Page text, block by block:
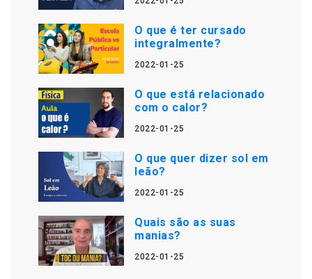
O que é ter cursado
integralmente?
2022-01-25
O que está relacionado
com o calor?
2022-01-25
O que quer dizer sol em
leão?
2022-01-25
Quais são as suas
manias?
2022-01-25